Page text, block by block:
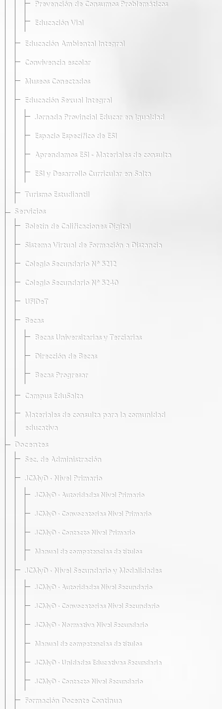
Prevención de Consumos Problemáticos
Educación Vial
Educación Ambiental Integral
Convivencia escolar
Museos Conectados
Educación Sexual Integral
Jornada Provincial Educar en Igualdad
Espacio Específico de ESI
Aprendamos ESI - Materiales de consulta
ESI y Desarrollo Curricular en Salta
Turismo Estudiantil
Servicios
Boletín de Calificaciones Digital
Sistema Virtual de Formación a Distancia
Colegio Secundario Nº 5212
Colegio Secundario Nº 5240
UFIDeT
Becas
Becas Universitarias y Terciarias
Dirección de Becas
Becas Progresar
Campus EduSalta
Materiales de consulta para la comunidad
educativa
Docentes
Sec. de Administración
JCMyD · Nivel Primario
JCMyD · Autoridades Nivel Primario
JCMyD · Convocatorias Nivel Primario
JCMyD · Contacto Nivel Primario
Manual de competencias de títulos
JCMyD · Nivel Secundario y Modalidades
JCMyD · Autoridades Nivel Secundario
JCMyD · Convocatorias Nivel Secundario
JCMyD · Normativa Nivel Secundario
Manual de competencias de títulos
JCMyD · Unidades Educativas Secundaria
JCMyD · Contacto Nivel Secundario
Formación Docente Continua